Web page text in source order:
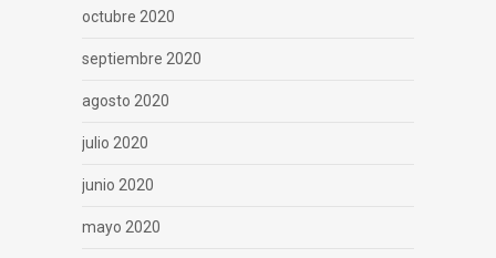
octubre 2020
septiembre 2020
agosto 2020
julio 2020
junio 2020
mayo 2020